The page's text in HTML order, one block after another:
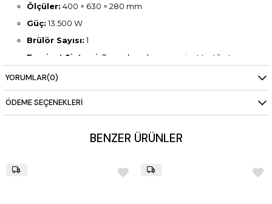
Ölçüler: 400 × 630 × 280 mm
Güç: 13.500 W
Brülör Sayısı: 1
Emniyet Sistemi: Termokupul gaz emniyet tertibatı
Izgara:Pik döküm çıkarılabilir üst ocak ızgarası
Kullanım:LPG veya doğalgaz uyumlu
Bakım:Yuvarlak köşeli, kolay temizlenebilir üst tabla
YORUMLAR(0)
ÖDEME SEÇENEKLERI
BENZER ÜRÜNLER